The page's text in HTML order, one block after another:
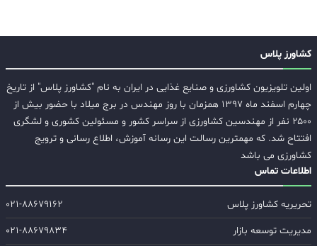
کشاورز پلاس
اولین تلویزیون کشاورزی و صنایع غذایی در ایران به نام "کشاورز پلاس" از تاریخ
چهارم اسفند ماه ۱۳۹۷ همزمان با روز مهندس در برج میلاد با حضور بیش از
۲۵۰۰ نفر از مهندسین کشاورزی از سراسر کشور و مسئولین کشوری و لشگری
افتتاح شد. که مهمترین رسالت این رسانه آموزش، اطلاع رسانی و ترویج
کشاورزی می باشد
اطلاعات تماس
تحریریه کشاورز پلاس
۰۲۱-۸۸۶۷۹۱۶۲
مدیریت توسعه بازار
۰۲۱-۸۸۶۷۹۸۳۴